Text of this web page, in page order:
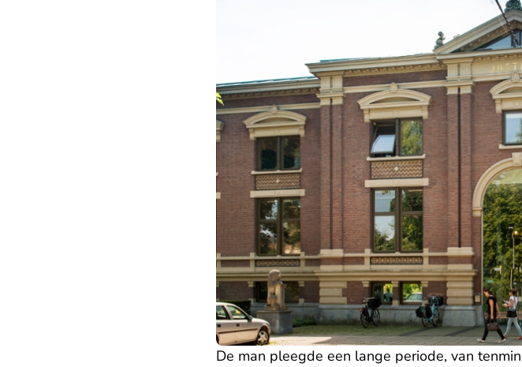
De man pleegde een lange periode, van